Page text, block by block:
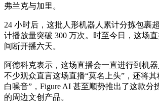
弗兰克与加里。
24 小时后，这批人形机器人累计分拣包裹
计播放量突破 300 万次。时至今日，这场
间断开播六天。
阿德科克表示，这场直播会一直进行到机器
不少观众直言这场直播“莫名上头”，还将
白噪音”，Figure AI 甚至顺势推出了这款分
的周边文创产品。